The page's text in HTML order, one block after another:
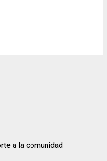
a la comunidad